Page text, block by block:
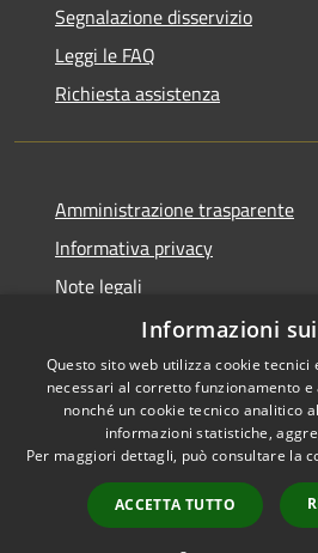
Segnalazione disservizio
Leggi le FAQ
Richiesta assistenza
Amministrazione trasparente
Informativa privacy
Note legali
Dichiarazione di accessibilità
RSS
Accessibilità
Informazioni
Questo sito web utilizza cookie
necessari al corretto funzionamento
nonché un cookie tecnico analitico
informazioni statistiche,
Per maggiori dettagli, può consultare la
ACCETTA TUTTO